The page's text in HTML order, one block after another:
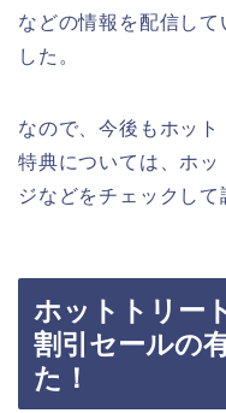
などの情報を配信し
した。
なので、今後もホット
特典については、ホ
ジなどをチェックし
ホットトリー
割引セールの
た！